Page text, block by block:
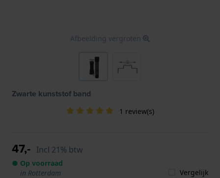
Afbeelding vergroten
Zwarte kunststof band
1 review(s)
47,- Incl 21% btw
● Op voorraad
in Rotterdam
Vergelijk